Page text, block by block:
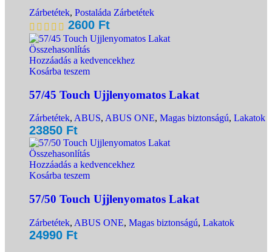
Zárbetétek, Postaláda Zárbetétek
2600 Ft
Összehasonlítás
Hozzáadás a kedvencekhez
Kosárba teszem
57/45 Touch Ujjlenyomatos Lakat
Zárbetétek, ABUS, ABUS ONE, Magas biztonságú, Lakatok
23850 Ft
Összehasonlítás
Hozzáadás a kedvencekhez
Kosárba teszem
57/50 Touch Ujjlenyomatos Lakat
Zárbetétek, ABUS ONE, Magas biztonságú, Lakatok
24990 Ft